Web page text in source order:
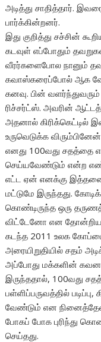
அடித்து சாதித்தார்.
பார்க்கின்றனர்.
இது குறித்து சச்சின்
கடவுள் எப்போதும்
வீரர்களைபோல நானும்
கவாஸ்கரைப்போல் ஆக
கனவு. பின்
ரிச்சர்ட்ஸ். அவரின்
அதனால் கிரிக்கெட்டில்
உருவெடுக்க
எனது 100வது சதத்தை
செய்யவேண்டும் என்ற
எட்ட ஏன் எனக்கு
மட்டுமே இருந்தது.
கொண்டிருந்த ஒரு
விட்டேனோ என
கடந்த 2011 உலக
அரையிறுதியில் சதம்
அப்போது மக்களின்
இருந்ததால், 100வது
பள்ளிப்பருவத்தில்
வேண்டும் என
போகப் போக புரிந்து
செய்தது.